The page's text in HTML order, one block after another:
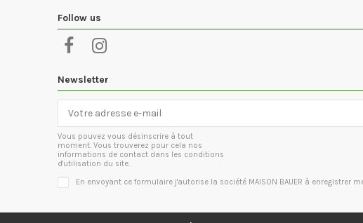
Follow us
Newsletter
Vous pouvez vous désinscrire à tout
moment. Vous trouverez pour cela nos
informations de contact dans les conditions
d'utilisation du site.
En envoyant ce formulaire j'autorise la société MAISON BAUER à